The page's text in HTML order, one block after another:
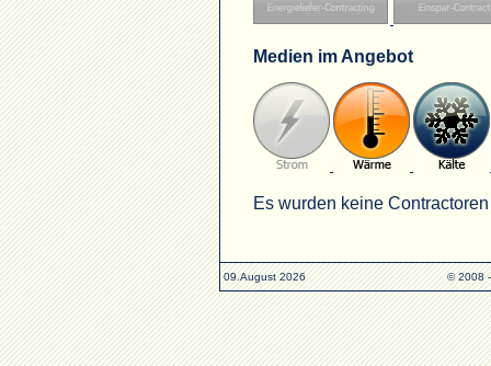
Medien im Angebot
Es wurden keine
09.August 2026 © 2008